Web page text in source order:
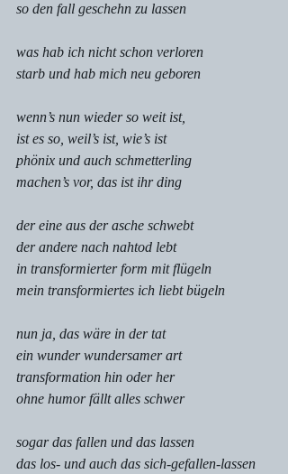
so den fall geschehn zu lassen
was hab ich nicht schon verloren
starb und hab mich neu geboren
wenn’s nun wieder so weit ist,
ist es so, weil’s ist, wie’s ist
phönix und auch schmetterling
machen’s vor, das ist ihr ding
der eine aus der asche schwebt
der andere nach nahtod lebt
in transformierter form mit flügeln
mein transformiertes ich liebt bügeln
nun ja, das wäre in der tat
ein wunder wundersamer art
transformation hin oder her
ohne humor fällt alles schwer
sogar das fallen und das lassen
das los- und auch das sich-gefallen-lassen